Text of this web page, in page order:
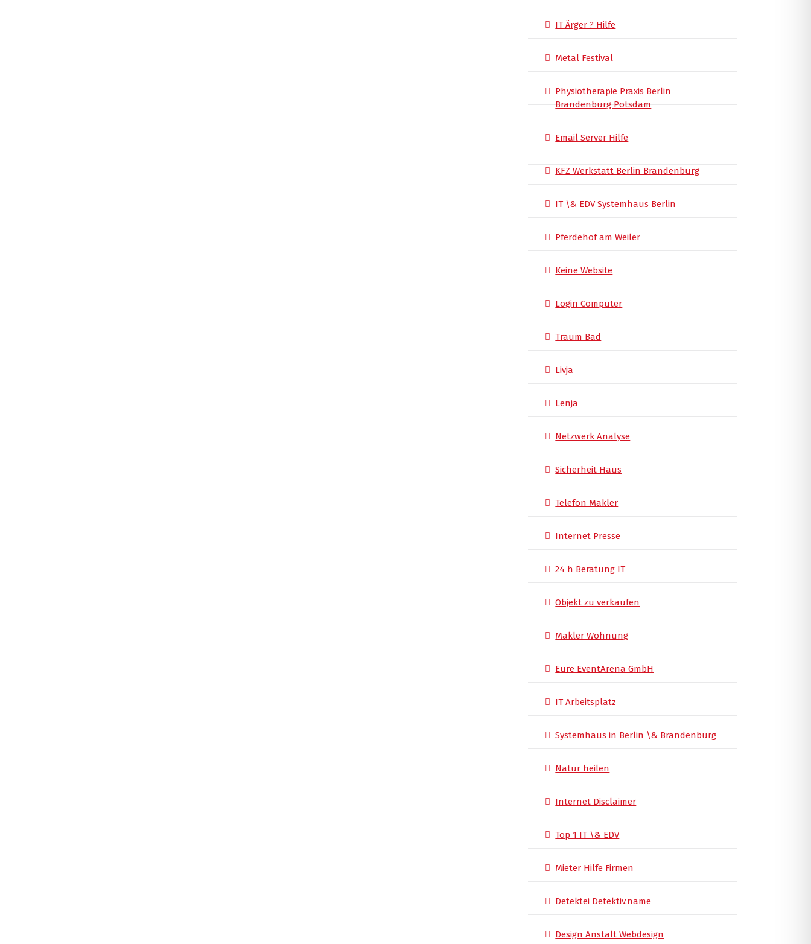
IT Ärger ? Hilfe
Metal Festival
Physiotherapie Praxis Berlin
Brandenburg Potsdam
Email Server Hilfe
KFZ Werkstatt Berlin Brandenburg
IT \& EDV Systemhaus Berlin
Pferdehof am Weiler
Keine Website
Login Computer
Traum Bad
Livja
Lenja
Netzwerk Analyse
Sicherheit Haus
Telefon Makler
Internet Presse
24 h Beratung IT
Objekt zu verkaufen
Makler Wohnung
Eure EventArena GmbH
IT Arbeitsplatz
Systemhaus in Berlin \& Brandenburg
Natur heilen
Internet Disclaimer
Top 1 IT \& EDV
Mieter Hilfe Firmen
Detektei Detektiv.name
Design Anstalt Webdesign